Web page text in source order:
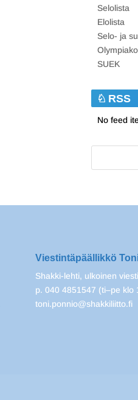
Selolista
Elolista
Selo- ja
SUEK
RSS
No feed
Viestintäpäällikkö
Shakki-lehti, ulkoinen
p. 040 4851547 (ti–pe klo
toni.ponnio@shakkiliitto.fi